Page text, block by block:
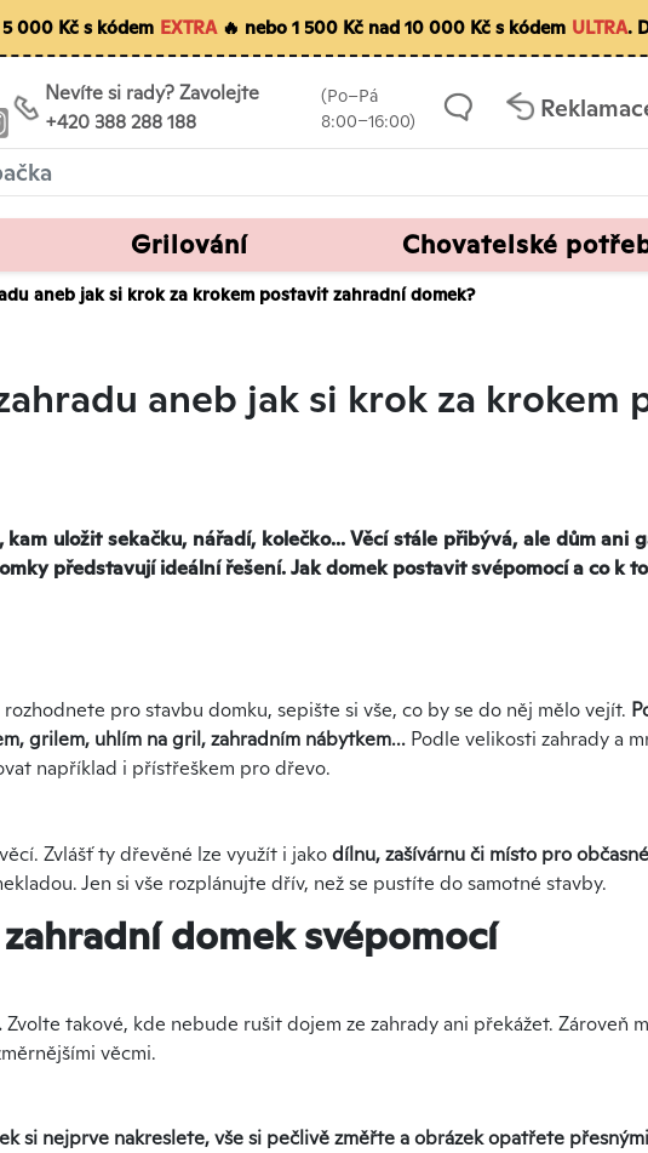
000 Kč s kódem EXTRA🔥 nebo 1 500 Kč nad 10 000 Kč s kódem ULTRA.
Nevíte si rady? Zavolejte
+420 388 288 188
(Po–Pá
8:00–16:00)
Grilování Chovatelské
aneb jak si krok za krokem postavit zahradní domek?
aneb jak si krok za krokem
uložit sekačku, nářadí, kolečko... Věcí stále přibývá, ale dům ani
představují ideální řešení. Jak domek postavit svépomocí a co k
pro stavbu domku, sepište si vše, co by se do něj mělo vejít.
grilem, uhlím na gril, zahradním nábytkem... Podle velikosti zahrady a
například i přístřeškem pro dřevo.
Zvlášť ty dřevěné lze využít i jakodílnu, zašívárnu či místo pro
Jen si vše rozplánujte dřív, než se pustíte do samotné stavby.
domek svépomocí
Zvolte takové, kde nebude rušit dojem ze zahrady ani překážet. Zároveň
věcmi.
si nejprve nakreslete, vše si pečlivě změřte a obrázek opatřete